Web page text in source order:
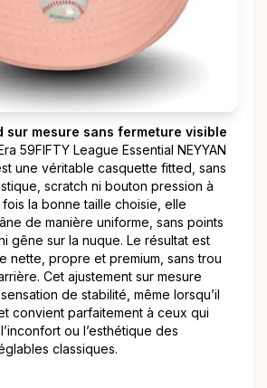
sur mesure sans fermeture visible
59FIFTY League Essential NEYYAN
une véritable casquette fitted, sans
scratch ni bouton pression à
fois la bonne taille choisie, elle
de manière uniforme, sans points
gêne sur la nuque. Le résultat est
nette, propre et premium, sans trou
Cet ajustement sur mesure
de stabilité, même lorsqu’il
convient parfaitement à ceux qui
ou l’esthétique des
classiques.